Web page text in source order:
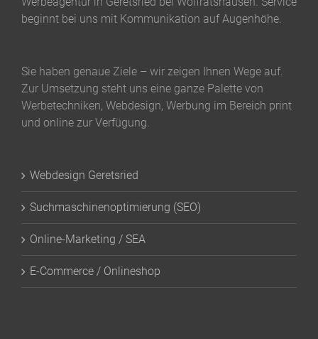
beginnt bei uns mit Kommunikation auf Augenhöhe.
Sie haben genaue Ziele – wir zeigen Ihnen Wege auf.
Zur Umsetzung steht uns eine ganze Palette von
Werbetechniken, Webdesign, Werbung im Bereich print
und online zur Verfügung.
Webdesign Geretsried
Suchmaschinenoptimierung (SEO)
Online-Marketing / SEA
E-Commerce / Onlineshop